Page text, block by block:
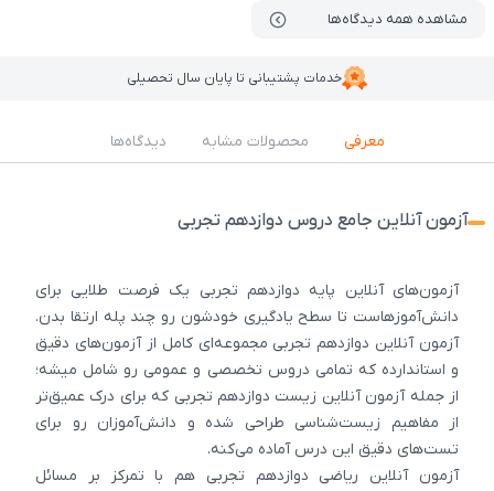
مشاهده همه دیدگاه‌ها
خدمات پشتیبانی تا پایان سال تحصیلی
معرفی محصولات مشابه دیدگاه‌ها
آزمون آنلاین جامع دروس دوازدهم تجربی
آزمون‌های آنلاین پایه دوازدهم تجربی یک فرصت طلایی برای
دانش‌آموزهاست تا سطح یادگیری خودشون رو چند پله ارتقا بدن.
آزمون آنلاین دوازدهم تجربی مجموعه‌ای کامل از آزمون‌های دقیق
و استاندارده که تمامی دروس تخصصی و عمومی رو شامل میشه؛
از جمله آزمون آنلاین زیست دوازدهم تجربی که برای درک عمیق‌تر
از مفاهیم زیست‌شناسی طراحی شده و دانش‌آموزان رو برای
تست‌های دقیق این درس آماده می‌کنه.
آزمون آنلاین ریاضی دوازدهم تجربی هم با تمرکز بر مسائل